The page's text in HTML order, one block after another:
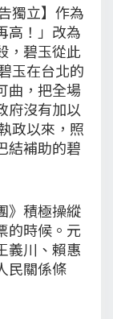
獨立】作為
高！」改為
，碧玉從此
玉在台北的
曲，把全場
府沒有加以
政以來，照
結補助的碧
》積極操縱
的時候。元
義川、賴惠
民關係條